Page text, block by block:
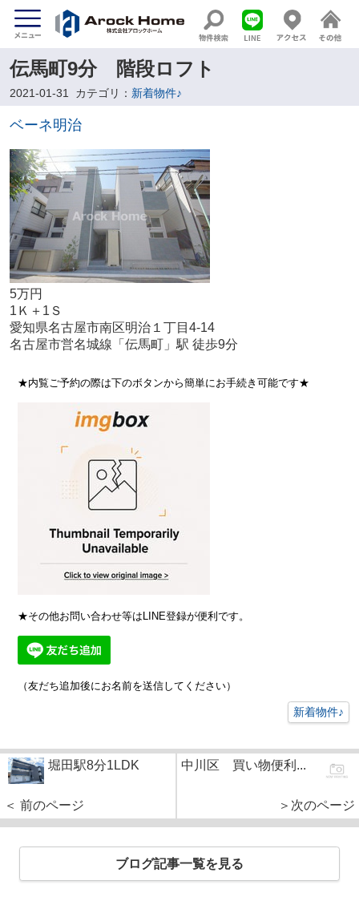
伝馬町9分 階段ロフト
2021-01-31 カテゴリ： 新着物件♪
ベーネ明治
5万円
1Ｋ＋1Ｓ
愛知県名古屋市南区明治１丁目4-14
名古屋市営名城線「伝馬町」駅 徒歩9分
★内覧ご予約の際は下のボタンから簡単にお手続き可能です★
★その他お問い合わせ等はLINE登録が便利です。
（友だち追加後にお名前を送信してください）
新着物件♪
堀田駅8分1LDK
＜ 前のページ
中川区 買い物便利...
＞次のページ
ブログ記事一覧を見る